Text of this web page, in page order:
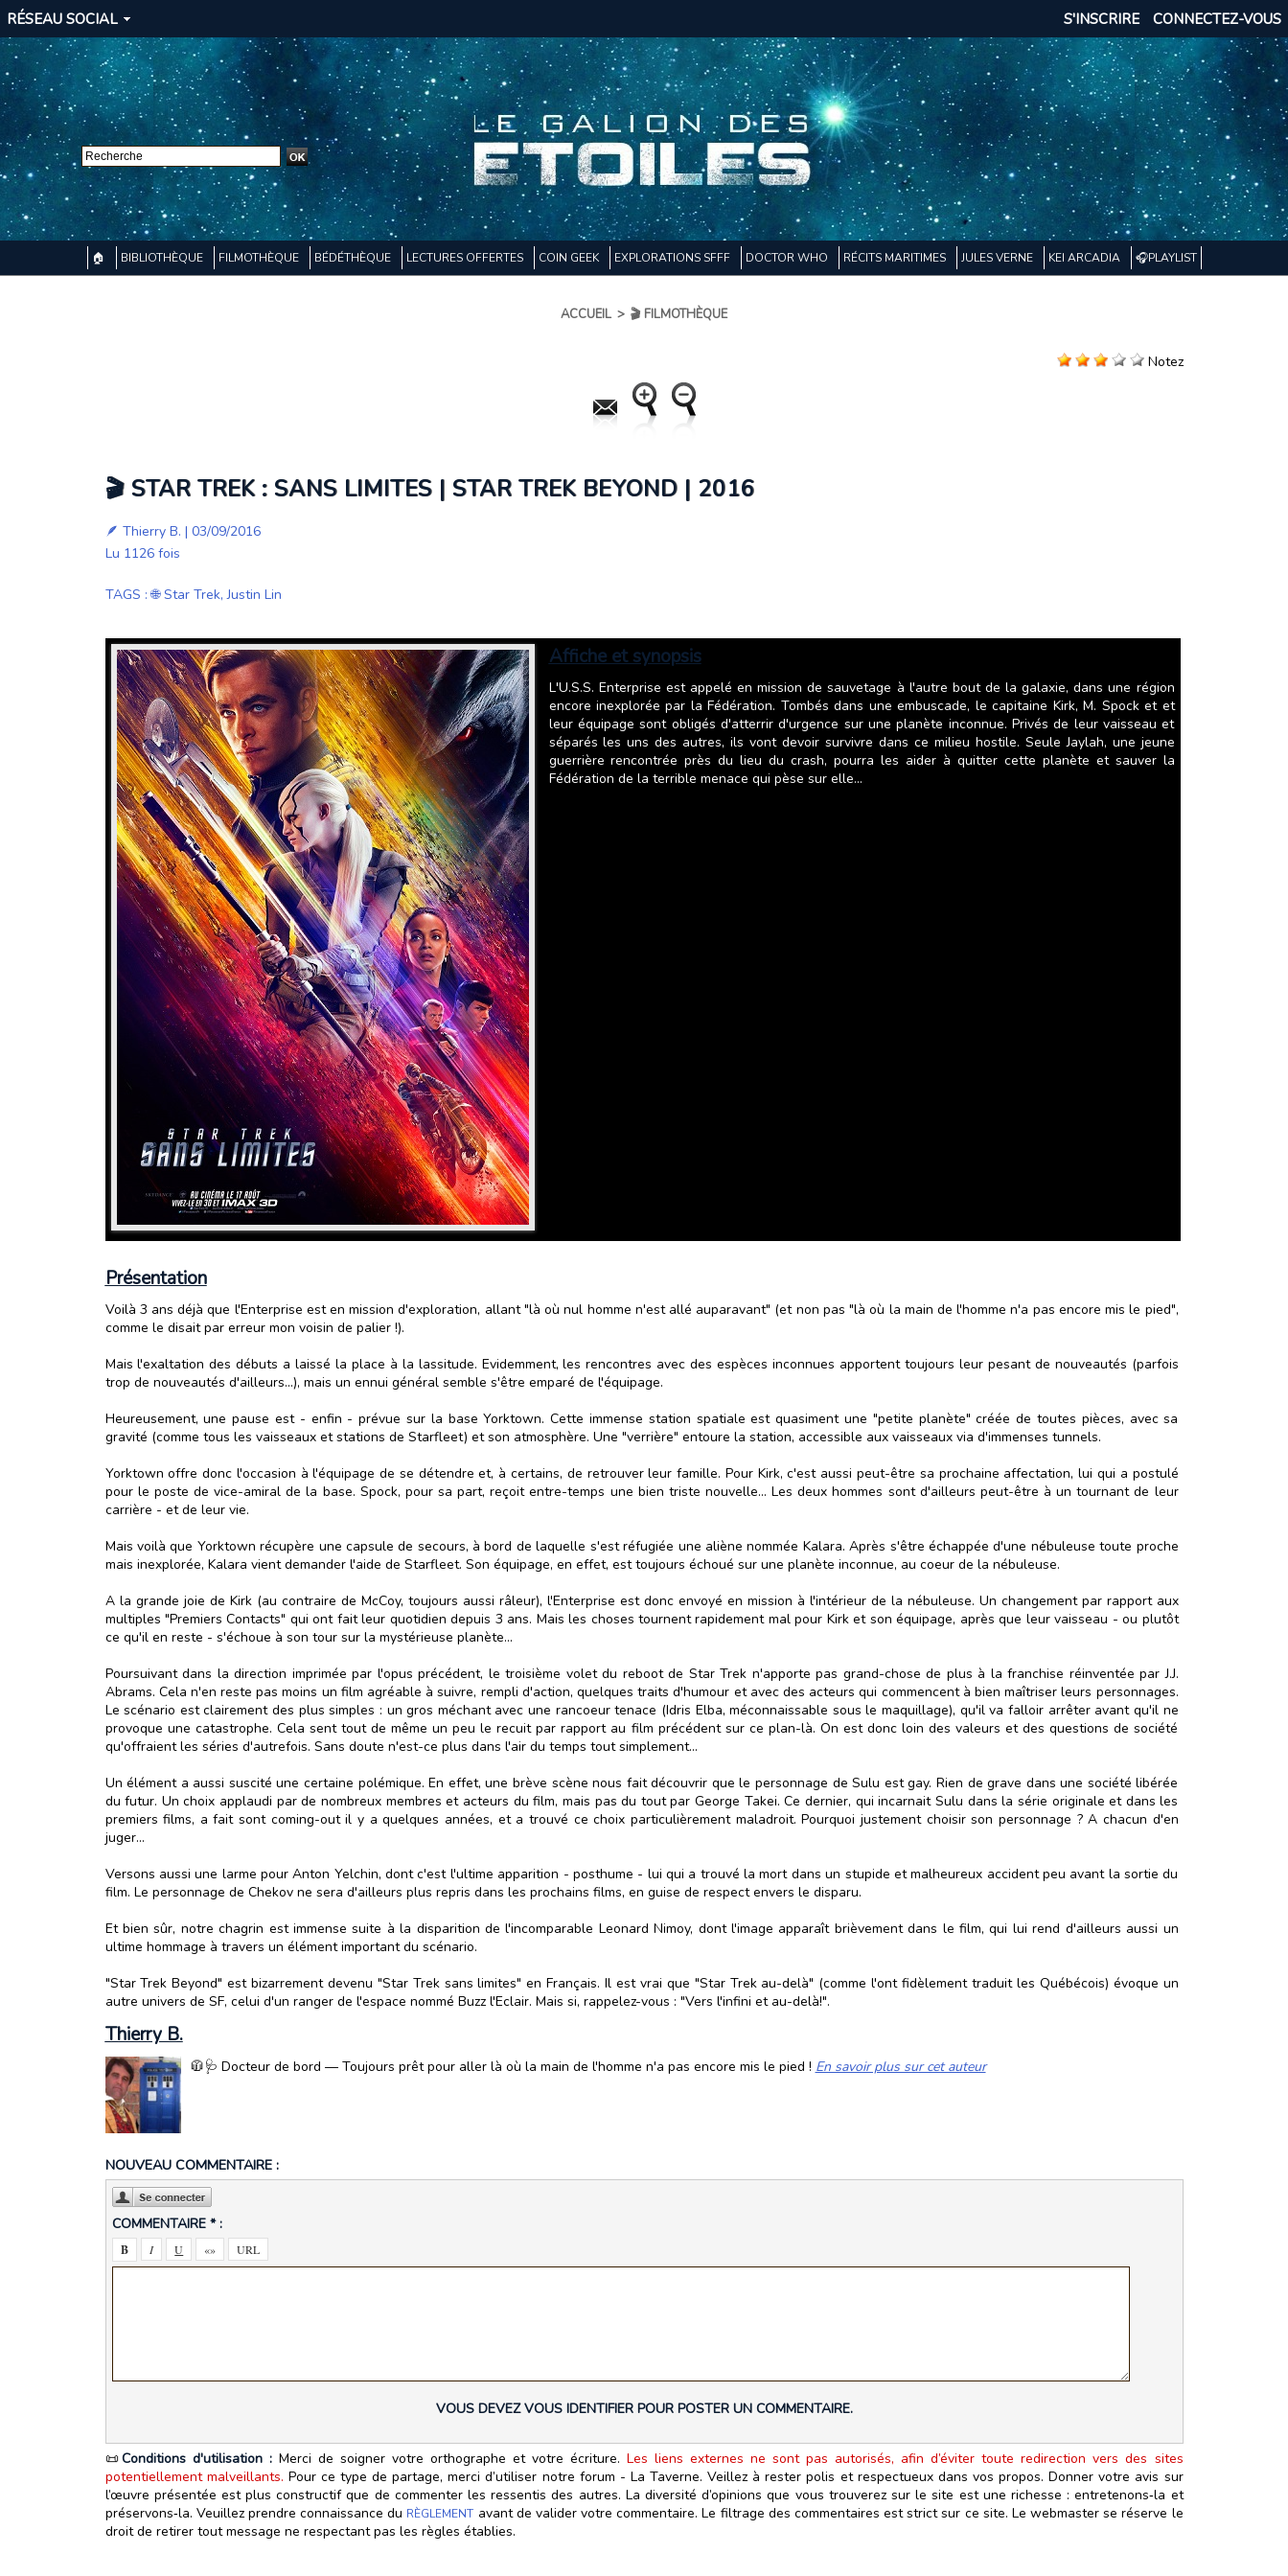
RÉSEAU SOCIAL CONNECTEZ-VOUS
S'INSCRIRE
🏠 BIBLIOTHÈQUE FILMOTHÈQUE BÉDÉTHÈQUE LECTURES OFFERTES COIN GEEK EXPLORATIONS SFFF DOCTOR WHO RÉCITS MARITIMES JULES VERNE KEI ARCADIA 🎧PLAYLIST
ACCUEIL > 🎬 FILMOTHÈQUE
Notez
🎬 STAR TREK : SANS LIMITES | STAR TREK BEYOND | 2016
🪶 Thierry B. | 03/09/2016
Lu 1126 fois
TAGS :🌐 Star Trek,Justin Lin
Affiche et synopsis
L'U.S.S. Enterprise est appelé en mission de sauvetage à l'autre bout de la galaxie, dans une région
encore inexplorée par la Fédération. Tombés dans une embuscade, le capitaine Kirk, M. Spock et et
leur équipage sont obligés d'atterrir d'urgence sur une planète inconnue. Privés de leur vaisseau et
séparés les uns des autres, ils vont devoir survivre dans ce milieu hostile. Seule Jaylah, une jeune
guerrière rencontrée près du lieu du crash, pourra les aider à quitter cette planète et sauver la
Fédération de la terrible menace qui pèse sur elle...
Présentation
Voilà 3 ans déjà que l'Enterprise est en mission d'exploration, allant "là où nul homme n'est allé auparavant" (et non pas "là où la main de l'homme n'a pas encore mis le pied",
comme le disait par erreur mon voisin de palier !).
Mais l'exaltation des débuts a laissé la place à la lassitude. Evidemment, les rencontres avec des espèces inconnues apportent toujours leur pesant de nouveautés (parfois
trop de nouveautés d'ailleurs...), mais un ennui général semble s'être emparé de l'équipage.
Heureusement, une pause est - enfin - prévue sur la base Yorktown. Cette immense station spatiale est quasiment une "petite planète" créée de toutes pièces, avec sa
gravité (comme tous les vaisseaux et stations de Starfleet) et son atmosphère. Une "verrière" entoure la station, accessible aux vaisseaux via d'immenses tunnels.
Yorktown offre donc l'occasion à l'équipage de se détendre et, à certains, de retrouver leur famille. Pour Kirk, c'est aussi peut-être sa prochaine affectation, lui qui a postulé
pour le poste de vice-amiral de la base. Spock, pour sa part, reçoit entre-temps une bien triste nouvelle... Les deux hommes sont d'ailleurs peut-être à un tournant de leur
carrière - et de leur vie.
Mais voilà que Yorktown récupère une capsule de secours, à bord de laquelle s'est réfugiée une aliène nommée Kalara. Après s'être échappée d'une nébuleuse toute proche
mais inexplorée, Kalara vient demander l'aide de Starfleet. Son équipage, en effet, est toujours échoué sur une planète inconnue, au coeur de la nébuleuse.
A la grande joie de Kirk (au contraire de McCoy, toujours aussi râleur), l'Enterprise est donc envoyé en mission à l'intérieur de la nébuleuse. Un changement par rapport aux
multiples "Premiers Contacts" qui ont fait leur quotidien depuis 3 ans. Mais les choses tournent rapidement mal pour Kirk et son équipage, après que leur vaisseau - ou plutôt
ce qu'il en reste - s'échoue à son tour sur la mystérieuse planète...
Poursuivant dans la direction imprimée par l'opus précédent, le troisième volet du reboot de Star Trek n'apporte pas grand-chose de plus à la franchise réinventée par J.J.
Abrams. Cela n'en reste pas moins un film agréable à suivre, rempli d'action, quelques traits d'humour et avec des acteurs qui commencent à bien maîtriser leurs personnages.
Le scénario est clairement des plus simples : un gros méchant avec une rancoeur tenace (Idris Elba, méconnaissable sous le maquillage), qu'il va falloir arrêter avant qu'il ne
provoque une catastrophe. Cela sent tout de même un peu le recuit par rapport au film précédent sur ce plan-là. On est donc loin des valeurs et des questions de société
qu'offraient les séries d'autrefois. Sans doute n'est-ce plus dans l'air du temps tout simplement...
Un élément a aussi suscité une certaine polémique. En effet, une brève scène nous fait découvrir que le personnage de Sulu est gay. Rien de grave dans une société libérée
du futur. Un choix applaudi par de nombreux membres et acteurs du film, mais pas du tout par George Takei. Ce dernier, qui incarnait Sulu dans la série originale et dans les
premiers films, a fait sont coming-out il y a quelques années, et a trouvé ce choix particulièrement maladroit. Pourquoi justement choisir son personnage ? A chacun d'en
juger...
Versons aussi une larme pour Anton Yelchin, dont c'est l'ultime apparition - posthume - lui qui a trouvé la mort dans un stupide et malheureux accident peu avant la sortie du
film. Le personnage de Chekov ne sera d'ailleurs plus repris dans les prochains films, en guise de respect envers le disparu.
Et bien sûr, notre chagrin est immense suite à la disparition de l'incomparable Leonard Nimoy, dont l'image apparaît brièvement dans le film, qui lui rend d'ailleurs aussi un
ultime hommage à travers un élément important du scénario.
"Star Trek Beyond" est bizarrement devenu "Star Trek sans limites" en Français. Il est vrai que "Star Trek au-delà" (comme l'ont fidèlement traduit les Québécois) évoque un
autre univers de SF, celui d'un ranger de l'espace nommé Buzz l'Eclair. Mais si, rappelez-vous : "Vers l'infini et au-delà!".
Thierry B.
🧥🩺 Docteur de bord — Toujours prêt pour aller là où la main de l'homme n'a pas encore mis le pied ! En savoir plus sur cet auteur
NOUVEAU COMMENTAIRE :
COMMENTAIRE * :
VOUS DEVEZ VOUS IDENTIFIER POUR POSTER UN COMMENTAIRE.
📜Conditions d'utilisation :Merci de soigner votre orthographe et votre écriture.Les liens externes ne sont pas autorisés, afin d’éviter toute redirection vers des sites
potentiellement malveillants. Pour ce type de partage, merci d’utiliser notre forum - La Taverne. Veillez à rester polis et respectueux dans vos propos. Donner votre avis sur
l’œuvre présentée est plus constructif que de commenter les ressentis des autres. La diversité d’opinions que vous trouverez sur le site est une richesse : entretenons‑la et
préservons‑la. Veuillez prendre connaissance du RÈGLEMENT avant de valider votre commentaire. Le filtrage des commentaires est strict sur ce site. Le webmaster se réserve le
droit de retirer tout message ne respectant pas les règles établies.